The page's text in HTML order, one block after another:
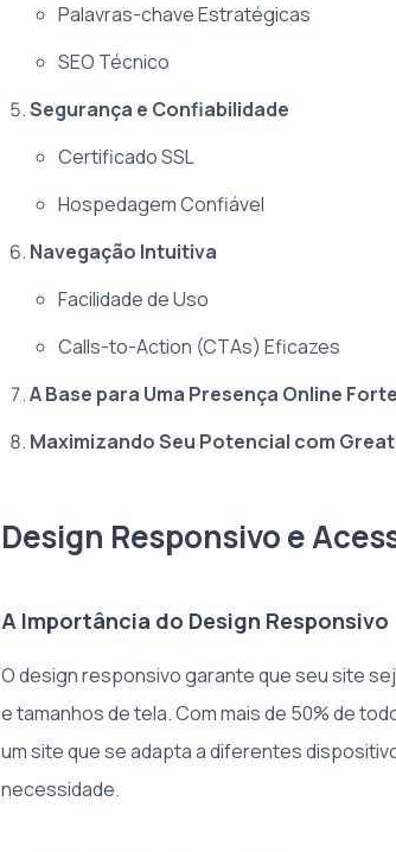
Palavras-chave Estratégicas
SEO Técnico
Segurança e Confiabilidade
Certificado SSL
Hospedagem Confiável
Navegação Intuitiva
Facilidade de Uso
Calls-to-Action (CTAs) Eficazes
A Base para Uma Presença Online Forte
Maximizando Seu Potencial com
Design Responsivo e
A Importância do Design Responsivo
O design responsivo garante que seu site
e tamanhos de tela. Com mais de 50% de
um site que se adapta a diferentes
necessidade.